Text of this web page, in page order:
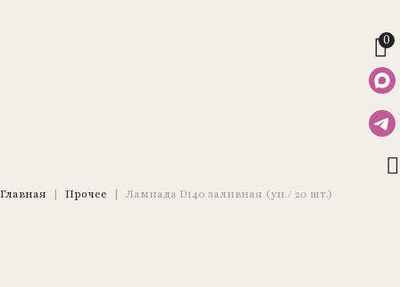
0
Главная | Прочее | Лампада D140 заливная (уп./ 20 шт.)